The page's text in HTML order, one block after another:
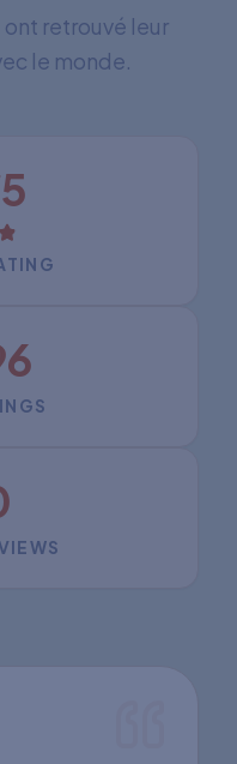
retrouvé leur
le monde.